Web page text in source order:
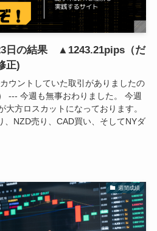
日の結果 ▲1243.21pips（だ
正)
ウントしていた取引がありましたの
--- 今週も無事おわりました。 今週
大方ロスカットになっております。
、NZD売り、CAD買い、そしてNYダ
週間成績